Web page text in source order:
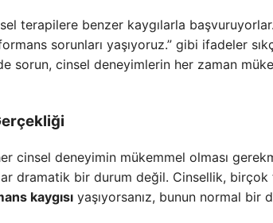
terapilere benzer kaygılarla
sorunları yaşıyoruz.” gibi ifadeler
sorun, cinsel deneyimlerin her zaman
cinsel deneyimin mükemmel olması
dramatik bir durum değil. Cinsellik,
kaygısı yaşıyorsanız, bunun normal bir